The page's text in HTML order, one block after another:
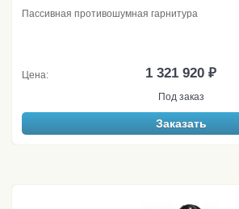
Пассивная противошумная гарнитура
Цена: 1 321 920 ₽
Под заказ
Заказать